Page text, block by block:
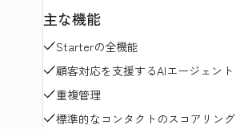
主な機能
Starterの全機能
顧客対応を支援するAIエージェント
重複管理
標準的なコンタクトのスコアリング